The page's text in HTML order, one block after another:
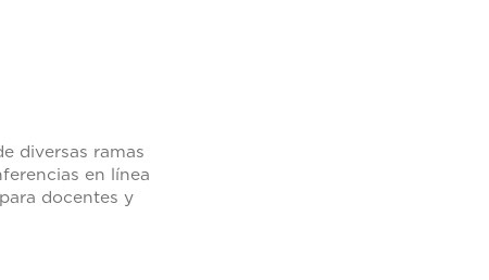
diversas ramas
en línea
docentes y